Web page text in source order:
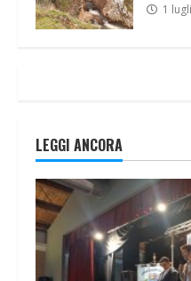
1
LEGGI ANCORA